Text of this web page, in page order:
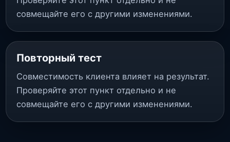
совмещайте его с другими изменениями.
Повторный тест
Совместимость клиента влияет на результат.
Проверяйте этот пункт отдельно и не
совмещайте его с другими изменениями.